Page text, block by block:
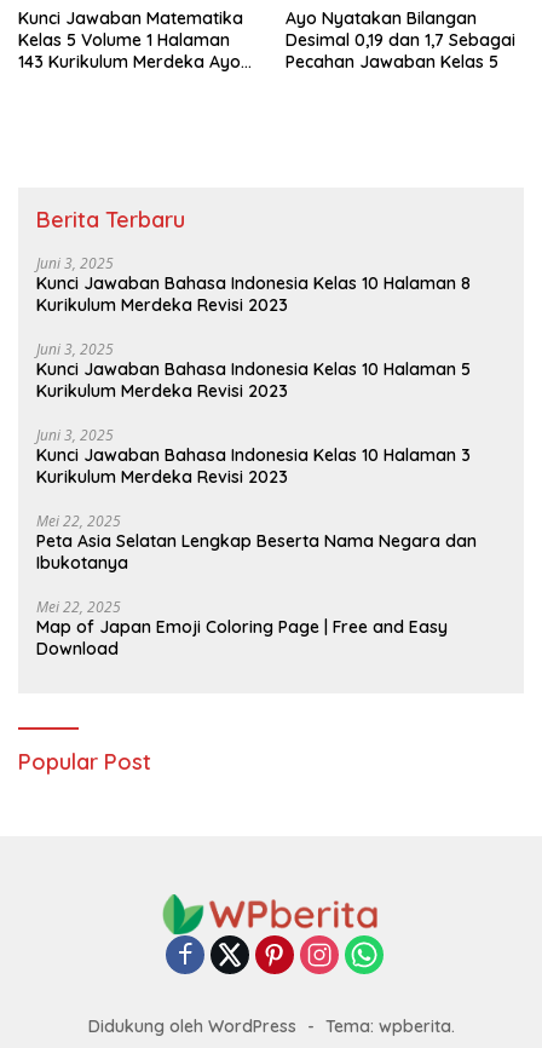
Kunci Jawaban Matematika
Kelas 5 Volume 1 Halaman
143 Kurikulum Merdeka Ayo
Ayo Nyatakan Bilangan
Desimal 0,19 dan 1,7 Sebagai
Pecahan Jawaban Kelas 5
Berita Terbaru
Juni 3, 2025
Kunci Jawaban Bahasa Indonesia Kelas 10 Halaman 8
Kurikulum Merdeka Revisi 2023
Juni 3, 2025
Kunci Jawaban Bahasa Indonesia Kelas 10 Halaman 5
Kurikulum Merdeka Revisi 2023
Juni 3, 2025
Kunci Jawaban Bahasa Indonesia Kelas 10 Halaman 3
Kurikulum Merdeka Revisi 2023
Mei 22, 2025
Peta Asia Selatan Lengkap Beserta Nama Negara dan
Ibukotanya
Mei 22, 2025
Map of Japan Emoji Coloring Page | Free and Easy
Download
Popular Post
Didukung oleh WordPress - Tema: wpberita.